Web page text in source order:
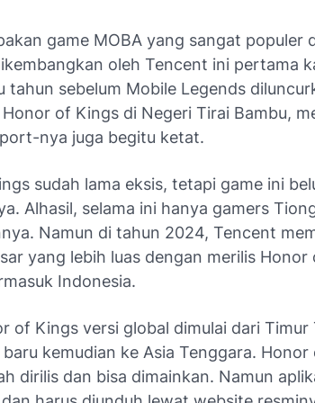
game MOBA yang sangat populer
oleh Tencent ini pertama
tahun sebelum Mobile Legends
of Kings di Negeri Tirai Bambu,
nya juga begitu ketat.
sudah lama eksis, tetapi game ini
Alhasil, selama ini hanya gamers
Namun di tahun 2024, Tencent
yang lebih luas dengan merilis Honor
Indonesia.
of Kings versi global dimulai dari Timur
kemudian ke Asia Tenggara.
dirilis dan bisa dimainkan. Namun